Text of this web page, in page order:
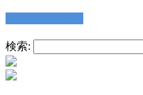
検索: